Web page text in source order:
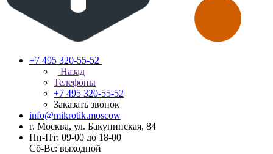
+7 495 320-55-52
Назад
Телефоны
+7 495 320-55-52
Заказать звонок
info@mikrotik.moscow
г. Москва, ул. Бакунинская, 84
Пн-Пт: 09-00 до 18-00
Сб-Вс: выходной